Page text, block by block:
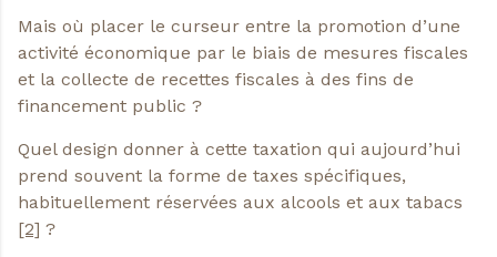
Mais où placer le curseur entre la promotion d’une
activité économique par le biais de mesures fiscales
et la collecte de recettes fiscales à des fins de
financement public ?
Quel design donner à cette taxation qui aujourd’hui
prend souvent la forme de taxes spécifiques,
habituellement réservées aux alcools et aux tabacs
[2] ?